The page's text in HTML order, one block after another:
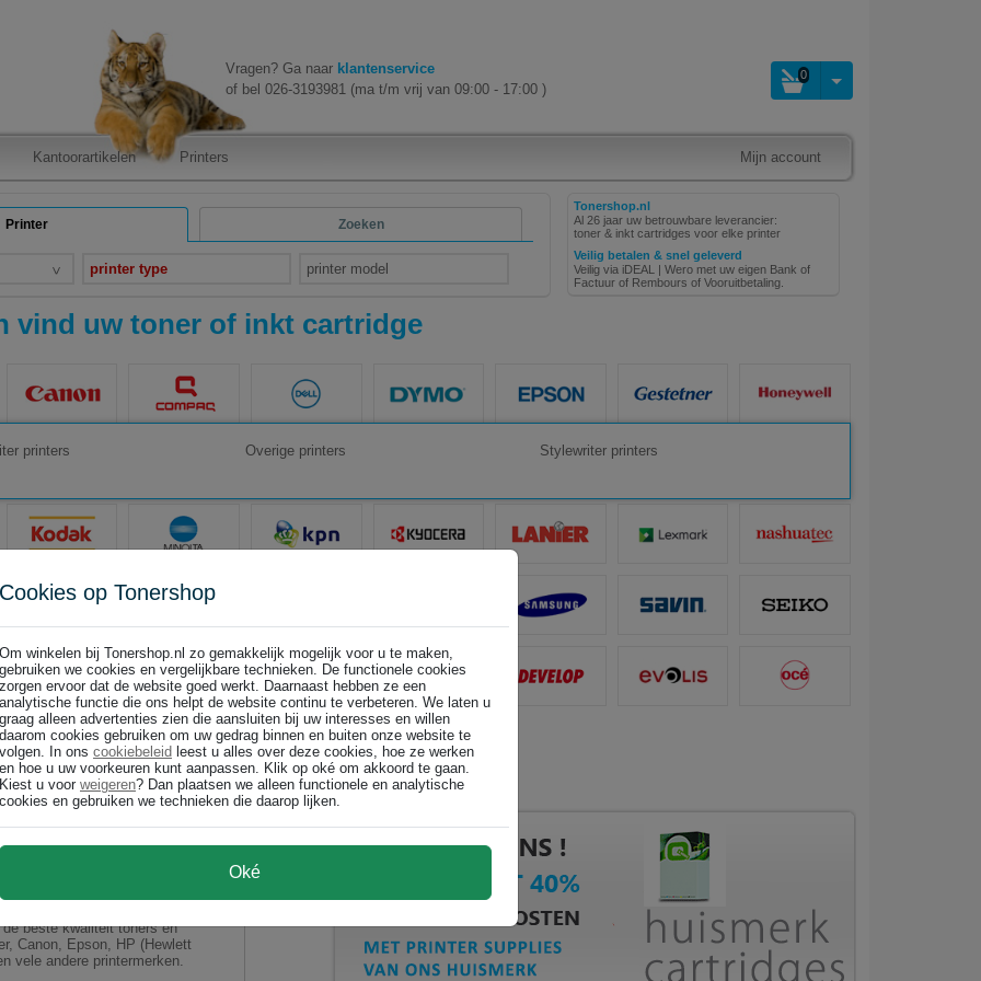
Vragen? Ga naar klantenservice
of bel 026-3193981 (ma t/m vrij van 09:00 - 17:00 )
0
Kantoorartikelen Printers Mijn account
Printer Zoeken
printer type printer model
Tonershop.nl
Al 26 jaar uw betrouwbare leverancier:
toner & inkt cartridges voor elke printer
Veilig betalen & snel geleverd
Veilig via iDEAL | Wero met uw eigen Bank of
Factuur of Rembours of Vooruitbetaling.
vind uw toner of inkt cartridge
printers Overige printers Stylewriter printers
beste kwaliteit toners en
Canon, Epson, HP (Hewlett
vele andere printermerken.
Cookies op Tonershop
Om winkelen bij Tonershop.nl zo gemakkelijk mogelijk voor u te maken,
gebruiken we cookies en vergelijkbare technieken. De functionele cookies
zorgen ervoor dat de website goed werkt. Daarnaast hebben ze een
analytische functie die ons helpt de website continu te verbeteren. We laten u
graag alleen advertenties zien die aansluiten bij uw interesses en willen
daarom cookies gebruiken om uw gedrag binnen en buiten onze website te
volgen. In ons cookiebeleid leest u alles over deze cookies, hoe ze werken
en hoe u uw voorkeuren kunt aanpassen. Klik op oké om akkoord te gaan.
Kiest u voor weigeren? Dan plaatsen we alleen functionele en analytische
cookies en gebruiken we technieken die daarop lijken.
Oké